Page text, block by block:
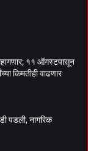
११ ऑगस्टपासून
किमतीही वाढणार
पडली, नागरिक